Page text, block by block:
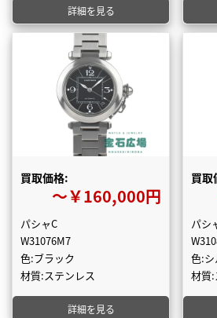
詳細を見る
買取価格:
〜￥160,000円
パシャC
W31076M7
色:ブラック
材質:ステンレス
詳細を見る
買取
パシ
色:シ
材質: